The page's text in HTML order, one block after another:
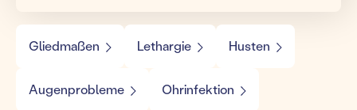
Gliedmaßen Lethargie Husten
Augenprobleme Ohrinfektion